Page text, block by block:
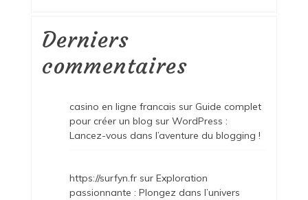
Derniers
commentaires
casino en ligne francais sur Guide complet
pour créer un blog sur WordPress :
Lancez-vous dans l’aventure du blogging !
https://surfyn.frsur Exploration
passionnante : Plongez dans l’univers